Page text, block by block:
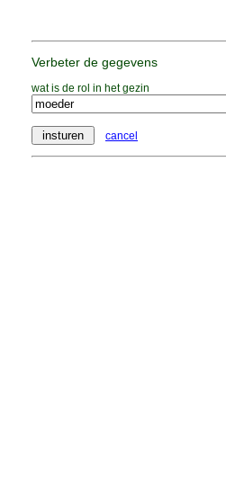
Verbeter de gegevens
wat is de rol in het gezin
cancel